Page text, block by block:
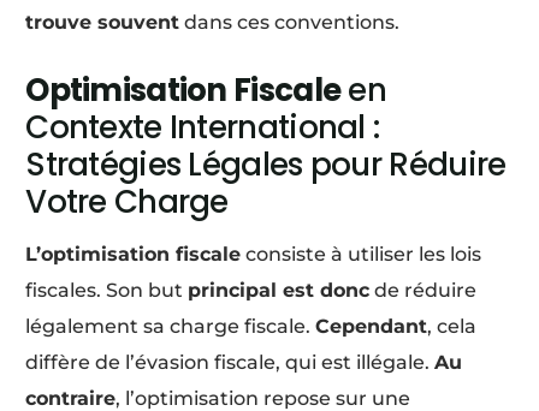
trouve souvent dans ces conventions.
Optimisation Fiscaleen
Contexte International :
Stratégies Légales pour Réduire
Votre Charge
L’optimisation fiscale consiste à utiliser les lois
fiscales. Son but principal est donc de réduire
légalement sa charge fiscale.Cependant, cela
diffère de l’évasion fiscale, qui est illégale.Au
contraire, l’optimisation repose sur une